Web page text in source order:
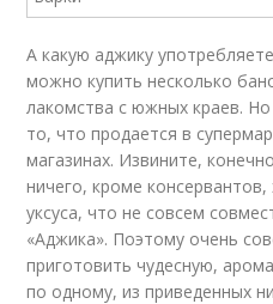
А какую аджику
можно купить несколько
лакомства с южных краев.
то, что продается в
магазинах. Извините,
ничего, кроме
уксуса, что не совсем
«Аджика». Поэтому очень
приготовить чудесную,
по одному, из приведенных